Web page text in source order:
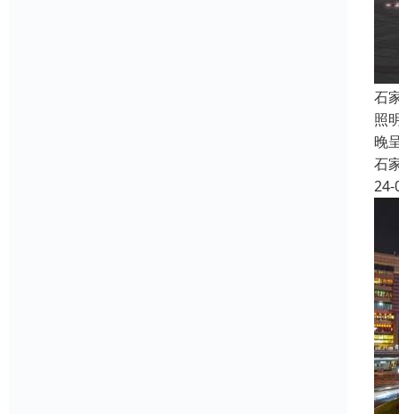
石
照
晚
石
24-